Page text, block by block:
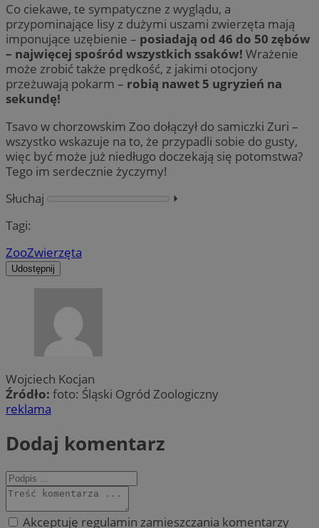
Co ciekawe, te sympatyczne z wyglądu, a
przypominające lisy z dużymi uszami zwierzęta mają
imponujące uzębienie – posiadają od 46 do 50 zębów
– najwięcej spośród wszystkich ssaków! Wrażenie
może zrobić także prędkość, z jakimi otocjony
przeżuwają pokarm – robią nawet 5 ugryzień na
sekundę!
Tsavo w chorzowskim Zoo dołączył do samiczki Zuri –
wszystko wskazuje na to, że przypadli sobie do gusty,
więc być może już niedługo doczekają się potomstwa?
Tego im serdecznie życzymy!
Słuchaj
⏵︎
Tagi:
ZooZwierzęta
Udostępnij
Wojciech Kocjan
Źródło: foto: Śląski Ogród Zoologiczny
reklama
Dodaj komentarz
Akceptuję regulamin zamieszczania komentarzy